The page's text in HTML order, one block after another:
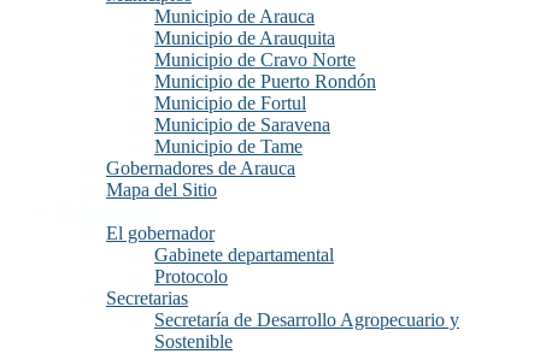
Municipio de Arauca
Municipio de Arauquita
Municipio de Cravo Norte
Municipio de Puerto Rondón
Municipio de Fortul
Municipio de Saravena
Municipio de Tame
Gobernadores de Arauca
Mapa del Sitio
El gobernador
Gabinete departamental
Protocolo
Secretarias
Secretaría de Desarrollo Agropecuario y
Sostenible